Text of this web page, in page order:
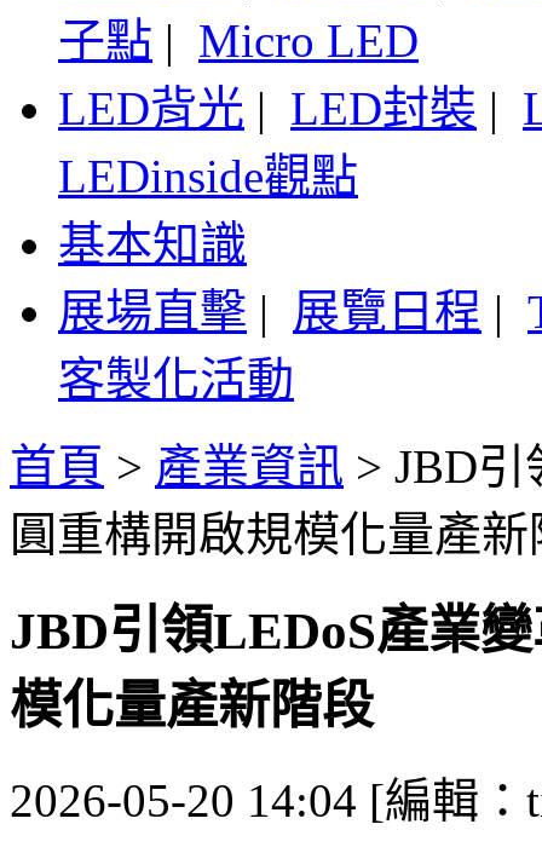
子點 | Micro LED
LED背光 | LED封裝 |
LEDinside觀點
基本知識
展場直擊 | 展覽日程 |
客製化活動
首頁 > 產業資訊 > JBD引
圓重構開啟規模化量產新
JBD引領LEDoS產業
模化量產新階段
2026-05-20 14:04 [編輯：